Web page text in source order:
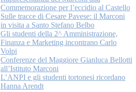
Commemorazione per l’eccidio al Castello
Sulle tracce di Cesare Pavese: il Marconi
in visita a Santo Stefano Belbo
Gli studenti della 2^ Amministrazione,
Finanza e Marketing incontrano Carlo
Volpi
Conferenze del Maggiore Gianluca Bellotti
all’Istituto Marconi
L’ANPI e gli studenti tortonesi ricordano
Hanna Arendt